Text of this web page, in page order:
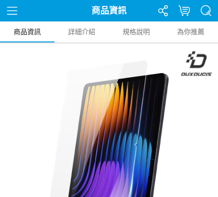
商品資訊
商品資訊 詳細介紹 規格說明 為你推薦